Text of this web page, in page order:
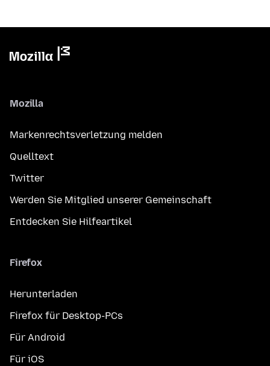
Mozilla
Markenrechtsverletzung melden
Quelltext
Twitter
Werden Sie Mitglied unserer Gemeinschaft
Entdecken Sie Hilfeartikel
Firefox
Herunterladen
Firefox für Desktop-PCs
Für Android
Für iOS